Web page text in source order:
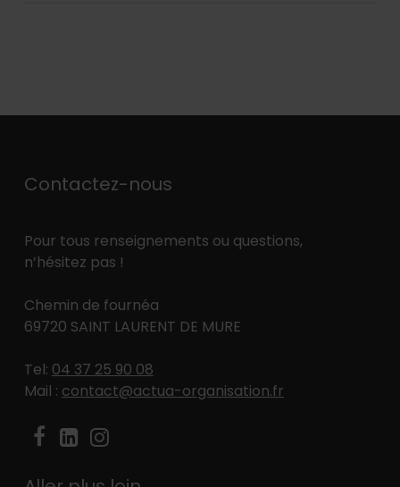
Contactez-nous
Pour tous renseignements ou questions,
n’hésitez pas !
Chemin de fournéa
69720 SAINT LAURENT DE MURE
Tel: 04 37 25 90 08
Mail : contact@actua-organisation.fr